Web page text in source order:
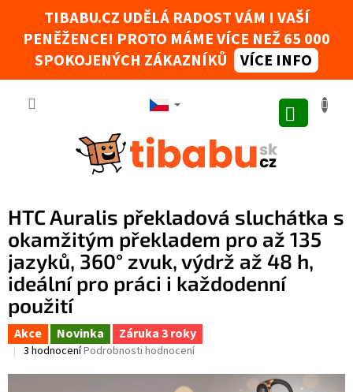
TIBABU.CZ UDĚLÁ RADOST VÁM I VAŠÍ
PENĚŽENCE! PROTO MÁME VÍCE NEŽ 65 000
SPOKOJENÝCH ZÁKAZNÍKŮ
VÍCE INFO
HTC Auralis překladová sluchátka s
okamžitým překladem pro až 135
jazyků, 360° zvuk, výdrž až 48 h,
ideální pro práci i každodenní
použití
Akce Novinka Záruka 3 roky
Průměrné hodnocení produktu je 5,0 z 5 hvězdiček.
3 hodnoceníPodrobnosti hodnocení
Tibabák - Váš AI rádce